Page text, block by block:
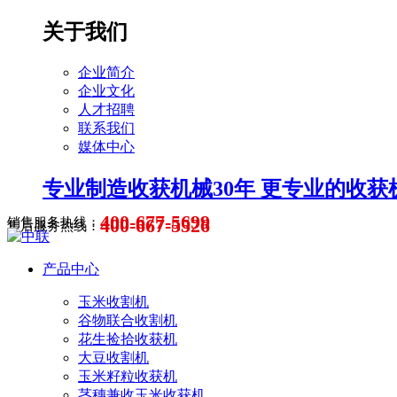
关于我们
企业简介
企业文化
人才招聘
联系我们
媒体中心
专业制造收获机械30年 更专业的收获
销售服务热线： 400-677-5699
售后服务热线： 400-667-5526
产品中心
玉米收割机
谷物联合收割机
花生捡拾收获机
大豆收割机
玉米籽粒收获机